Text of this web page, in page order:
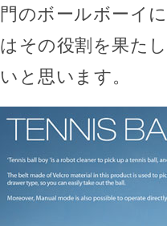
門のボールボーイ
はその役割を果た
いと思います。